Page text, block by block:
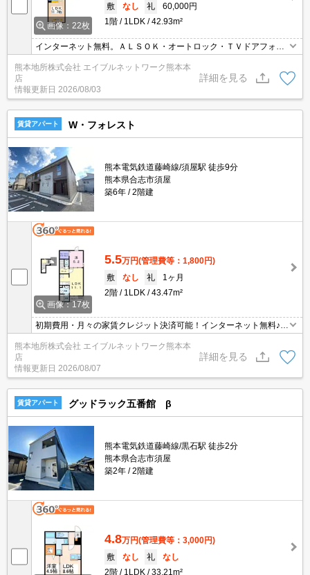
画像：22枚
敷 なし 礼
60,000円
1階
1LDK 42.93m²
インターネット無料。ＡＬＳＯＫ・オートロック・ＴＶドアフォ
ン・カードキー付セキュリティ賃貸。エアコン２基付。追焚付１坪
オートバス・浴室乾燥機・温水洗浄便座・大型鏡付洗面化粧台。敷
熊本地所株式会社 エイブルネットワーク熊本本
店
情報更新日 2026/08/03
詳細を見る
賃貸アパート W・フォレスト
熊本電気鉄道藤崎線/須屋駅 徒歩9分
熊本県合志市須屋
築6年
2階建
画像：17枚
5.5万円(管理費等：1,800円)
敷
なし 礼
1ヶ月
2階
1LDK 43.47m²
初期費用・月々の家賃クレジット決済可能！インターネット無料♪セ
キュリティ安心の防犯カメラ付き☆追い焚き機能・浴室乾燥・シス
テムキッチン・ウォークインクローゼットなど設備が充実してます
熊本地所株式会社 エイブルネットワーク熊本本
店
情報更新日 2026/08/07
詳細を見る
賃貸アパート グッドラック五番館 β
熊本電気鉄道藤崎線/黒石駅 徒歩2分
熊本県合志市須屋
築2年
2階建
4.8万円(管理費等：3,000円)
敷
なし 礼
なし
2階
1LDK 33.21m²